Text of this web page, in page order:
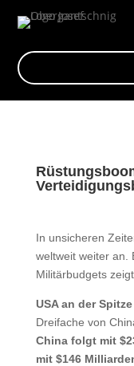
In unsicheren
weltweit weiter an.
Militärbudgets
USA an der Spitze
Dreifache von
China folgt mit
mit $146